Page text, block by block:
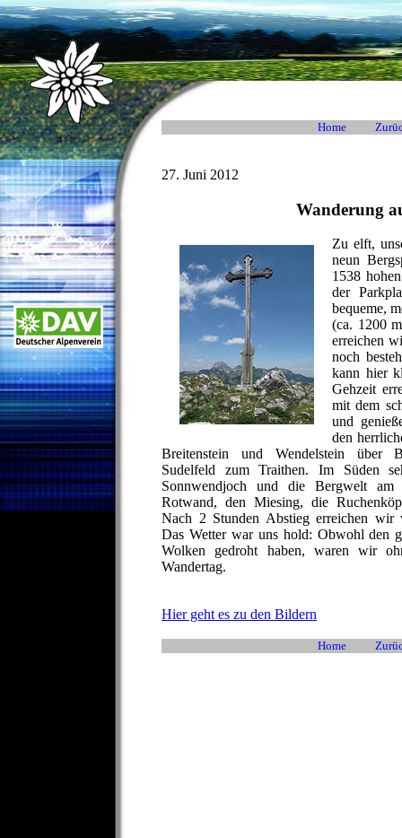
Home
27. Juni 2012
Wanderung
Zu elft,
neun
1538
der
bequeme,
(ca. 1200
erreichen
noch
kann hier
Gehzeit
mit dem
und
den
Breitenstein und Wendelstein über
Sudelfeld zum Traithen. Im Süden
Sonnwendjoch und die Bergwelt am
Rotwand, den Miesing, die
Nach 2 Stunden Abstieg erreichen wir
Das Wetter war uns hold: Obwohl den
Wolken gedroht haben, waren wir
Wandertag.
Hier geht es zu den Bildern
Home